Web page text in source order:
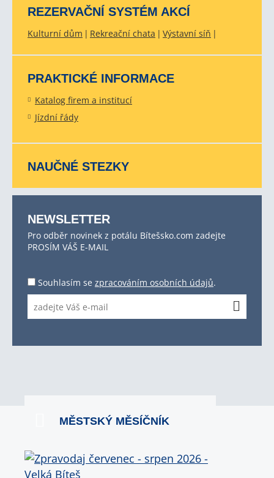
REZERVAČNÍ SYSTÉM AKCÍ
Kulturní dům Rekreační chata Výstavní síň
PRAKTICKÉ INFORMACE
Katalog firem a institucí
Jízdní řády
NAUČNÉ STEZKY
NEWSLETTER
Pro odběr novinek z potálu Bítešsko.com zadejte
PROSÍM VÁŠ E-MAIL
Souhlasím se zpracováním osobních údajů.
MĚSTSKÝ MĚSÍČNÍK